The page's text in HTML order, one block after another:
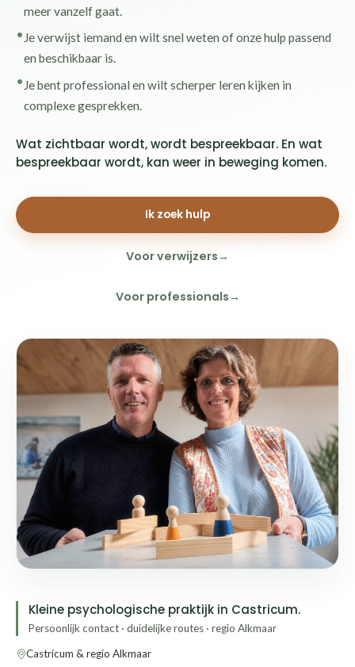
meer vanzelf gaat.
Je verwijst iemand en wilt snel weten of onze hulp passend
en beschikbaar is.
Je bent professional en wilt scherper leren kijken in
complexe gesprekken.
Wat zichtbaar wordt, wordt bespreekbaar. En wat
bespreekbaar wordt, kan weer in beweging komen.
Ik zoek hulp
Voor verwijzers
Voor professionals
Kleine psychologische praktijk in Castricum.
Persoonlijk contact · duidelijke routes · regio Alkmaar
Castricum & regio Alkmaar